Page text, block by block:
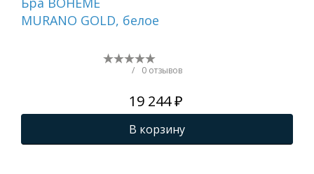
MURANO GOLD, белое
/ 0 отзывов
19 244 ₽
В корзину